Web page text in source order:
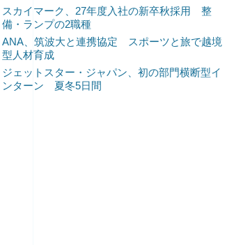
スカイマーク、27年度入社の新卒秋採用 整
備・ランプの2職種
ANA、筑波大と連携協定 スポーツと旅で越境
型人材育成
ジェットスター・ジャパン、初の部門横断型イ
ンターン 夏冬5日間